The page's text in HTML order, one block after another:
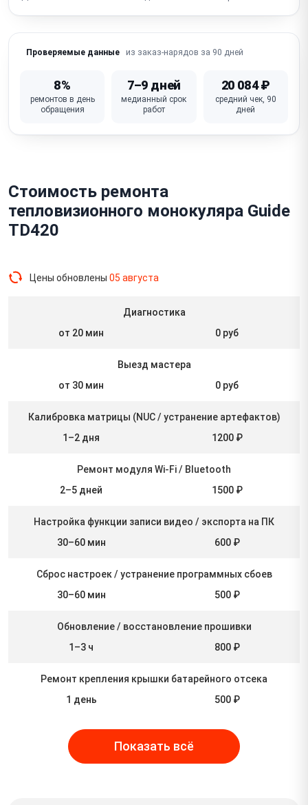
Сломана кнопка / крышка объектива
Проверяемые данные из заказ-нарядов за 90 дней
8%
ремонтов в день
обращения
7–9 дней
медианный срок
работ
20 084 ₽
средний чек, 90
дней
Стоимость ремонта
тепловизионного монокуляра Guide
TD420
Цены обновлены 05 августа
Диагностика
от 20 мин
0 руб
Выезд мастера
от 30 мин
0 руб
Калибровка матрицы (NUC / устранение артефактов)
1–2 дня
1200 ₽
Ремонт модуля Wi-Fi / Bluetooth
2–5 дней
1500 ₽
Настройка функции записи видео / экспорта на ПК
30–60 мин
600 ₽
Сброс настроек / устранение программных сбоев
30–60 мин
500 ₽
Обновление / восстановление прошивки
1–3 ч
800 ₽
Ремонт крепления крышки батарейного отсека
1 день
500 ₽
Показать всё